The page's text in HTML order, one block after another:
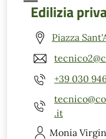
Edilizia
Piazza
+39 030
.it
Monia